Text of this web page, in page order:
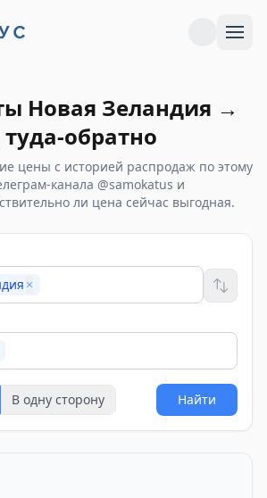
Новая Зеландия →
туда-обратно
цены с историей распродаж по этому
канала @samokatus и
ли цена сейчас выгодная.
×
В одну сторону Найти